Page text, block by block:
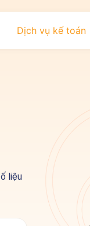
Dịch vụ kế toán
liệu